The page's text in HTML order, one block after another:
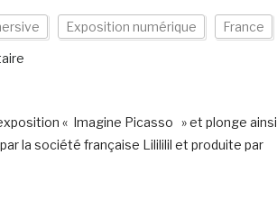
Exposition numérique France
« Imagine Picasso » et plonge ainsi
la société française Lilililil et produite par